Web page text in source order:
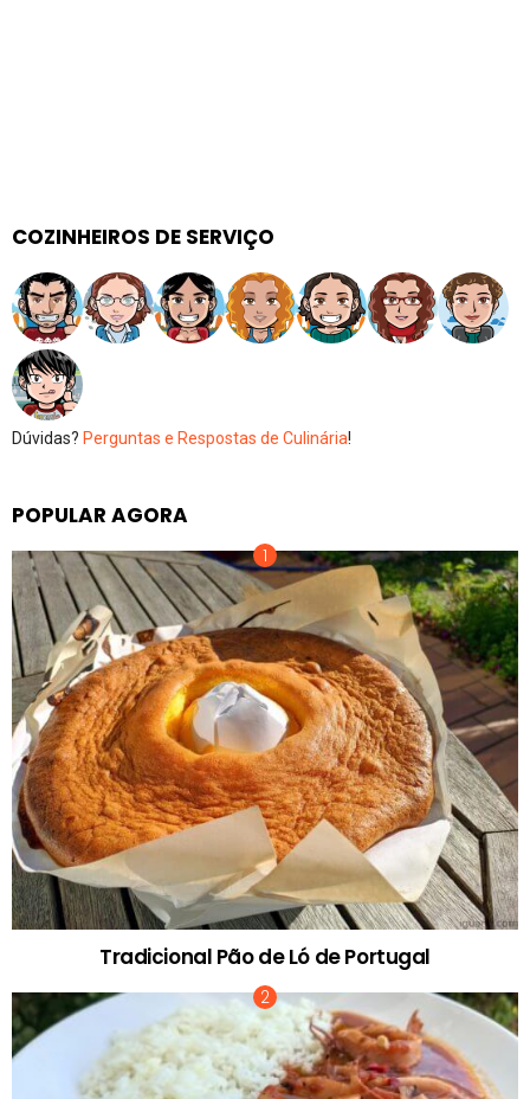
COZINHEIROS DE SERVIÇO
Dúvidas? Perguntas e Respostas de Culinária!
POPULAR AGORA
Tradicional Pão de Ló de Portugal